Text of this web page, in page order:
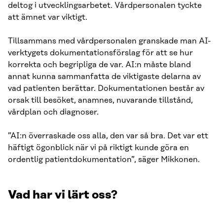
deltog i utvecklingsarbetet. Vårdpersonalen tyckte
att ämnet var viktigt.
Tillsammans med vårdpersonalen granskade man AI-
verktygets dokumentationsförslag för att se hur
korrekta och begripliga de var. AI:n måste bland
annat kunna sammanfatta de viktigaste delarna av
vad patienten berättar. Dokumentationen består av
orsak till besöket, anamnes, nuvarande tillstånd,
vårdplan och diagnoser.
”AI:n överraskade oss alla, den var så bra. Det var ett
häftigt ögonblick när vi på riktigt kunde göra en
ordentlig patientdokumentation”, säger Mikkonen.
Vad har vi lärt oss?